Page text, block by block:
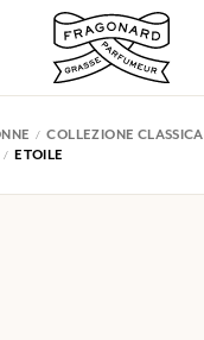
COLLEZIONE CLASSICA
ETOILE